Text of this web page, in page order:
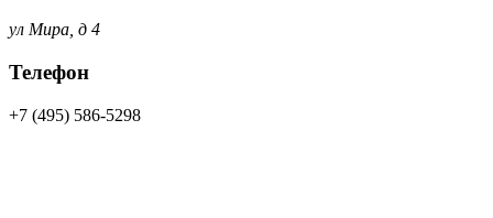
ул Мира, д 4
Телефон
+7 (495) 586-5298